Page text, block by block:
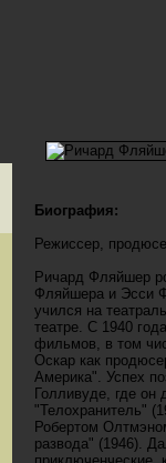
Биография:
Режиссер,
Ричард Фляйшер
Фляйшера и Эсси
учился на
театре. С 1940
фильмов, в том
Оскар как
Америка". Успех
Голливуде, где он
"Телохранитель"
Робертом
развода" (1946).